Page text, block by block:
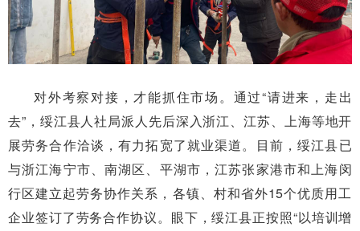
对外考察对接，才能抓住市场。通过“请进来，走出
去”，绥江县人社局派人先后深入浙江、江苏、上海等地开
展劳务合作洽谈，有力拓宽了就业渠道。目前，绥江县已
与浙江海宁市、南湖区、平湖市，江苏张家港市和上海闵
行区建立起劳务协作关系，各镇、村和省外15个优质用工
企业签订了劳务合作协议。眼下，绥江县正按照“以培训增